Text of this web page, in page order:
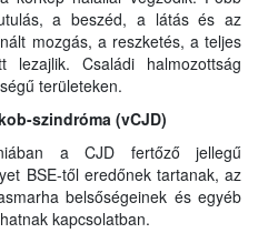
a beszéd, a látás és az
mozgás, a reszketés, a teljes
Családi halmozottság
területeken.
szindróma (vCJD)
a CJD fertőző jellegű
BSE-től eredőnek tartanak, az
belsőségeinek és egyéb
kapcsolatban.